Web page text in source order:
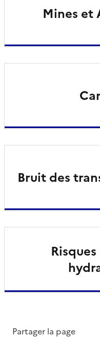
Mines et
Bruit des
Partager la page